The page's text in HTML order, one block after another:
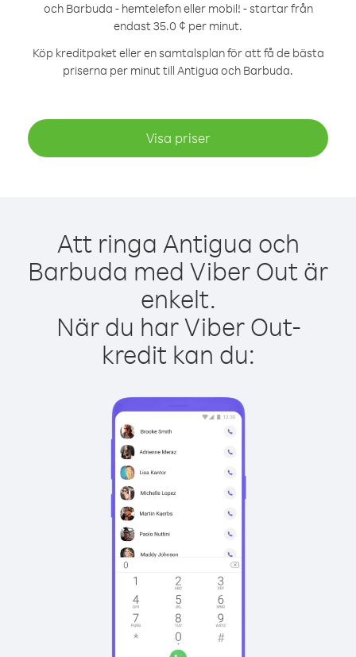
och Barbuda - hemtelefon eller mobil! - startar från
endast 35.0 ¢ per minut.
Köp kreditpaket eller en samtalsplan för att få de bästa
priserna per minut till Antigua och Barbuda.
Visa priser
Att ringa Antigua och
Barbuda med Viber Out är
enkelt.
När du har Viber Out-
kredit kan du: